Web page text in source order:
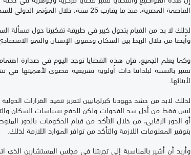
العاصمة المصرية، منذ ما يقارب 25 سنة، خلال المؤتمر الدولي للسكان والتنمية (الذي نحتفل بذكراه ال25 هذه السنة).
لذلك لا بد من القيام بتحول كبير في طريقة تفكيرنا حول مسألة
وأيضا من خلال الربط بين السكان وحقوق الإنسان والنمو
وكما يعلم الجميع، فإن هذه القضايا توجد اليوم في صدارة
تعتبر بالنسبة لبلداننا ذات أولوية تشريعية قصوى لأهميتها
لأبنائها.
لذلك لابد من حشد جهودنا كبرلمانيين لتعزيز تنفيذ القرارات
ليس فقط من أجل سد الفجوات ولكن للدفع بسياسات السكان
أو الدور الرقابى، من خلال التأكد من قيام الحكومات بالدور
بتوفير المعلومات اللازمة والتأكد من توافر الموارد اللازمة لذلك.
وأريد أن أشير بالمناسبة إلى تجربتنا في مجلس المستشارين